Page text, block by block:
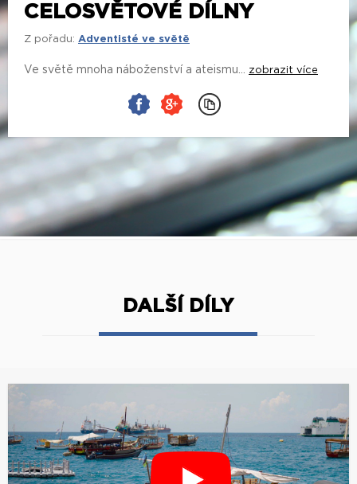
CELOSVĚTOVÉ DÍLNY
Z pořadu: Adventisté ve světě
Ve světě mnoha náboženství a ateismu... zobrazit více
DALŠÍ DÍLY